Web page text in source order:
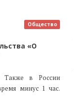
Общество
«О
Также в России
минус 1 час.